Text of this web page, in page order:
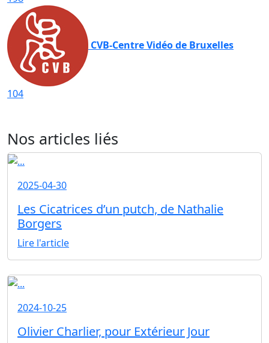
CVB-Centre Vidéo de Bruxelles
104
Nos articles liés
2025-04-30
Les Cicatrices d’un putch, de Nathalie
Borgers
Lire l'article
2024-10-25
Olivier Charlier, pour Extérieur Jour